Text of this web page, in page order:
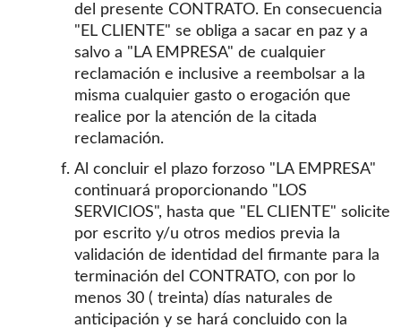
del presente CONTRATO. En consecuencia
"EL CLIENTE" se obliga a sacar en paz y a
salvo a "LA EMPRESA" de cualquier
reclamación e inclusive a reembolsar a la
misma cualquier gasto o erogación que
realice por la atención de la citada
reclamación.
Al concluir el plazo forzoso "LA EMPRESA"
continuará proporcionando "LOS
SERVICIOS", hasta que "EL CLIENTE" solicite
por escrito y/u otros medios previa la
validación de identidad del firmante para la
terminación del CONTRATO, con por lo
menos 30 ( treinta) días naturales de
anticipación y se hará concluido con la